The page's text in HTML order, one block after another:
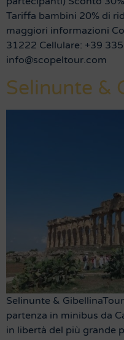
Tariffa bambini 20% di
maggiori informazioni
31222 Cellulare: +39
info@scopeltour.com
Selinunte &
Selinunte &
partenza in minibus da
in libertà del più grande